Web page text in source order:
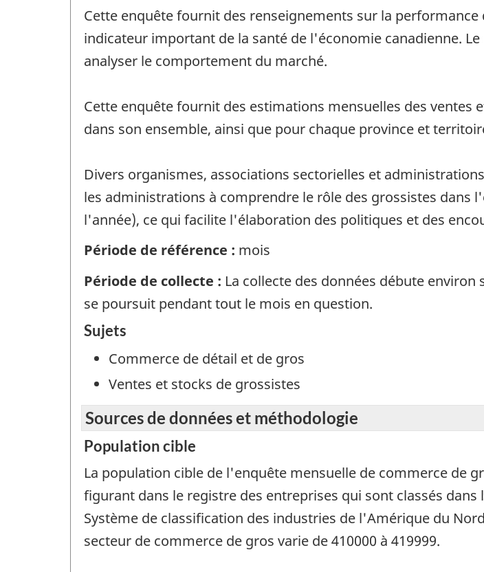
Cette enquête fournit des renseignements sur la
indicateur important de la santé de l'économie canadienne.
analyser le comportement du marché.
Cette enquête fournit des estimations mensuelles des ventes
dans son ensemble, ainsi que pour chaque province et
Divers organismes, associations sectorielles et
les administrations à comprendre le rôle des grossistes dans
l'année), ce qui facilite l'élaboration des politiques et des
Période de référence : mois
Période de collecte : La collecte des données débute
se poursuit pendant tout le mois en question.
Sujets
Commerce de détail et de gros
Ventes et stocks de grossistes
Sources de données et méthodologie
Population cible
La population cible de l'enquête mensuelle de commerce de
figurant dans le registre des entreprises qui sont classés
Système de classification des industries de l'Amérique du
secteur de commerce de gros varie de 410000 à 419999.